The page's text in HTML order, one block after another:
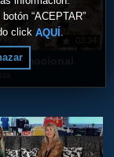
“ACEPTAR”
click AQUÍ .
Promocional